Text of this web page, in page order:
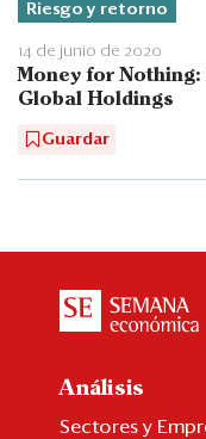
Riesgo y retorno
14 de junio de 2020
Money for
Global Holdings
Guardar
Análisis
Sectores y